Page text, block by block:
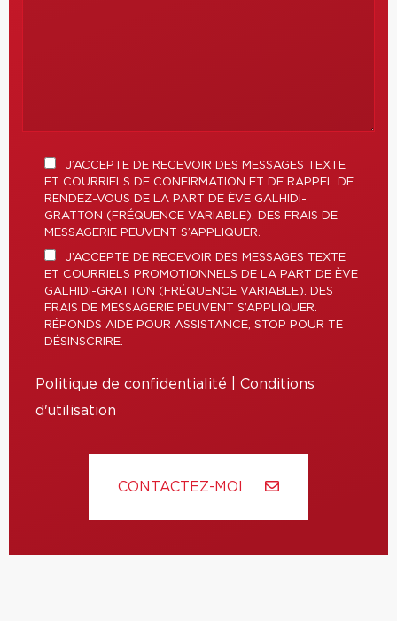
J’ACCEPTE DE RECEVOIR DES MESSAGES TEXTE
ET COURRIELS DE CONFIRMATION ET DE RAPPEL DE
RENDEZ-VOUS DE LA PART DE ÈVE GALHIDI-
GRATTON (FRÉQUENCE VARIABLE). DES FRAIS DE
MESSAGERIE PEUVENT S’APPLIQUER.
J’ACCEPTE DE RECEVOIR DES MESSAGES TEXTE
ET COURRIELS PROMOTIONNELS DE LA PART DE ÈVE
GALHIDI-GRATTON (FRÉQUENCE VARIABLE). DES
FRAIS DE MESSAGERIE PEUVENT S’APPLIQUER.
RÉPONDS AIDE POUR ASSISTANCE, STOP POUR TE
DÉSINSCRIRE.
Politique de confidentialité
Conditions
d'utilisation
CONTACTEZ-MOI